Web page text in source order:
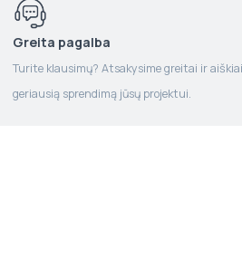
Greita pagalba
Turite klausimų? Atsakysime greitai ir
geriausią sprendimą jūsų projektui.